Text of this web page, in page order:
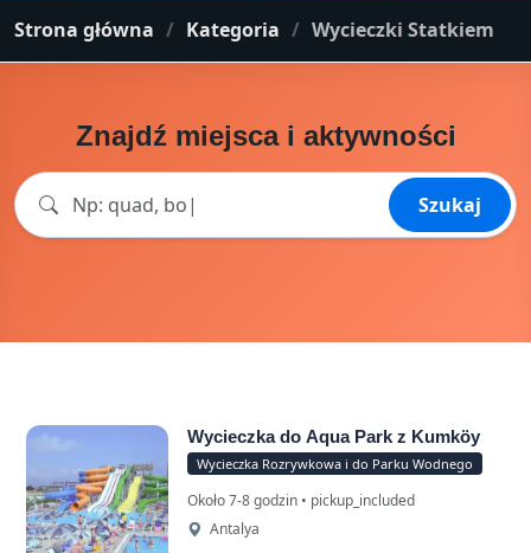
Strona główna Kategoria Wycieczki Statkiem
Znajdź miejsca i aktywności
Szukaj
Wycieczka do Aqua Park z Kumköy
Wycieczka Rozrywkowa i do Parku Wodnego
Około 7-8 godzin • pickup_included
Antalya